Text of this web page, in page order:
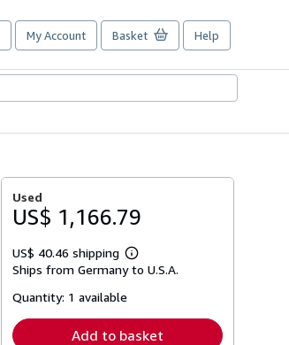
My Account Basket Help
Used
US$ 1,166.79
US$ 40.46 shipping
Learn
more
Ships from Germany to U.S.A.
Quantity: 1 available
Add to basket